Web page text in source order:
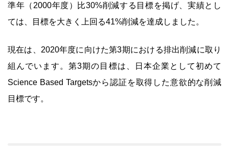
準年（2000年度）比30%削減する目標を掲げ、実績とし
ては、目標を大きく上回る41%削減を達成しました。
現在は、2020年度に向けた第3期における排出削減に取り
組んでいます。第3期の目標は、日本企業として初めて
Science Based Targetsから認証を取得した意欲的な削減
目標です。